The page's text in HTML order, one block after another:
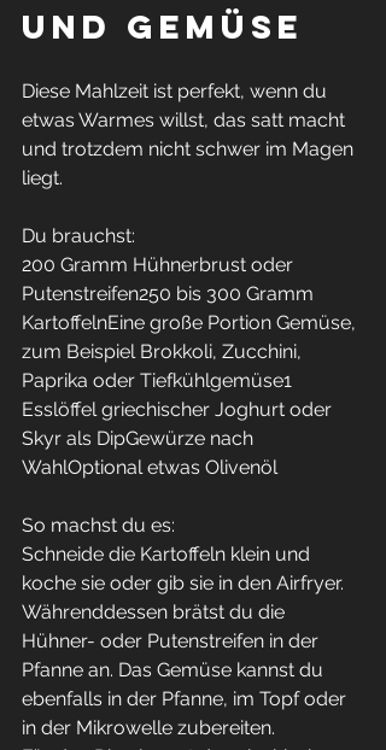
und Gemüse
Diese Mahlzeit ist perfekt, wenn du
etwas Warmes willst, das satt macht
und trotzdem nicht schwer im Magen
liegt.
Du brauchst:
200 Gramm Hühnerbrust oder
Putenstreifen250 bis 300 Gramm
KartoffelnEine große Portion Gemüse,
zum Beispiel Brokkoli, Zucchini,
Paprika oder Tiefkühlgemüse1
Esslöffel griechischer Joghurt oder
Skyr als DipGewürze nach
WahlOptional etwas Olivenöl
So machst du es:
Schneide die Kartoffeln klein und
koche sie oder gib sie in den Airfryer.
Währenddessen brätst du die
Hühner- oder Putenstreifen in der
Pfanne an. Das Gemüse kannst du
ebenfalls in der Pfanne, im Topf oder
in der Mikrowelle zubereiten.